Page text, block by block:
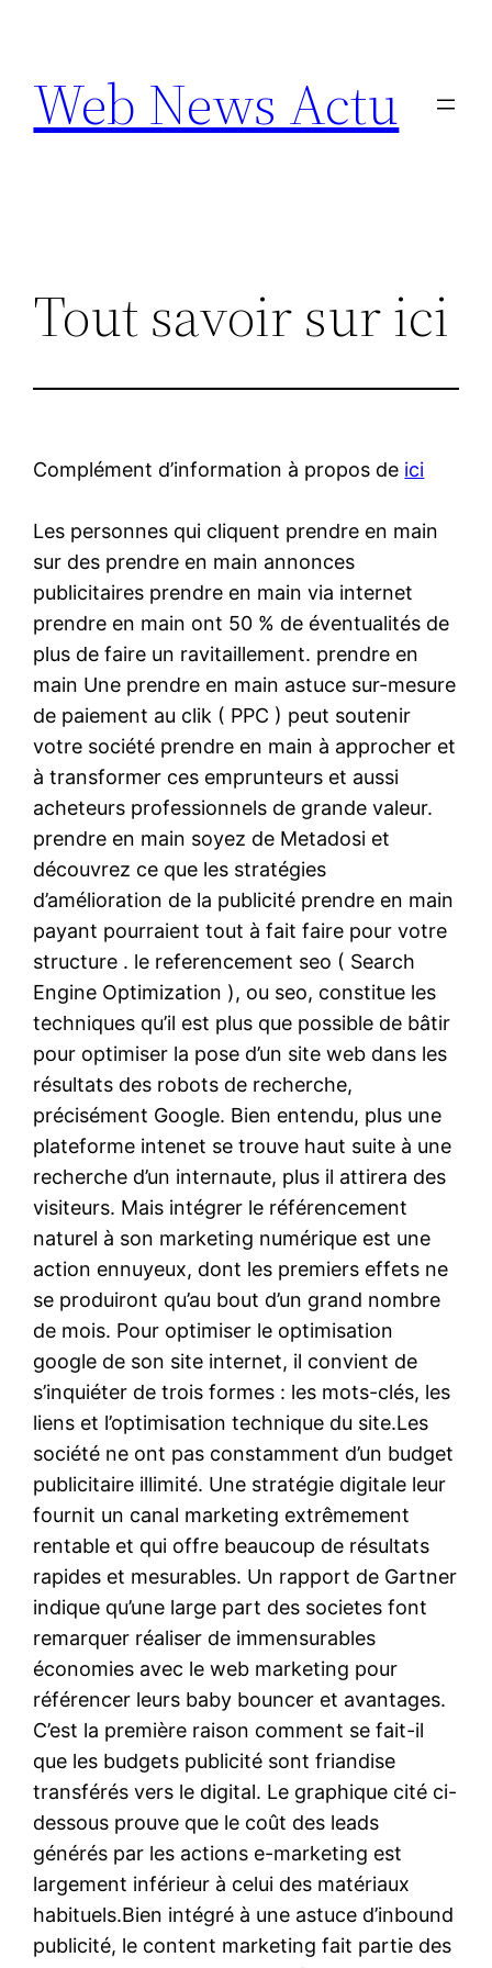
contenu
Web News Actu
Tout savoir sur ici
Complément d’information à propos de ici
Les personnes qui cliquent prendre en main
sur des prendre en main annonces
publicitaires prendre en main via internet
prendre en main ont 50 % de éventualités de
plus de faire un ravitaillement. prendre en
main Une prendre en main astuce sur-mesure
de paiement au clik ( PPC ) peut soutenir
votre société prendre en main à approcher et
à transformer ces emprunteurs et aussi
acheteurs professionnels de grande valeur.
prendre en main soyez de Metadosi et
découvrez ce que les stratégies
d’amélioration de la publicité prendre en main
payant pourraient tout à fait faire pour votre
structure . le referencement seo ( Search
Engine Optimization ), ou seo, constitue les
techniques qu’il est plus que possible de bâtir
pour optimiser la pose d’un site web dans les
résultats des robots de recherche,
précisément Google. Bien entendu, plus une
plateforme intenet se trouve haut suite à une
recherche d’un internaute, plus il attirera des
visiteurs. Mais intégrer le référencement
naturel à son marketing numérique est une
action ennuyeux, dont les premiers effets ne
se produiront qu’au bout d’un grand nombre
de mois. Pour optimiser le optimisation
google de son site internet, il convient de
s’inquiéter de trois formes : les mots-clés, les
liens et l’optimisation technique du site.Les
société ne ont pas constamment d’un budget
publicitaire illimité. Une stratégie digitale leur
fournit un canal marketing extrêmement
rentable et qui offre beaucoup de résultats
rapides et mesurables. Un rapport de Gartner
indique qu’une large part des societes font
remarquer réaliser de immensurables
économies avec le web marketing pour
référencer leurs baby bouncer et avantages.
C’est la première raison comment se fait-il
que les budgets publicité sont friandise
transférés vers le digital. Le graphique cité ci-
dessous prouve que le coût des leads
générés par les actions e-marketing est
largement inférieur à celui des matériaux
habituels.Bien intégré à une astuce d’inbound
publicité, le content marketing fait partie des